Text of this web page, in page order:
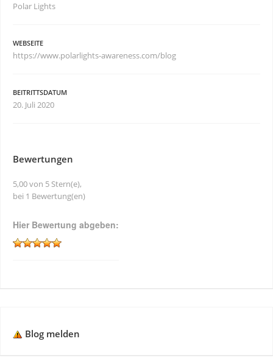
Polar Lights
WEBSEITE
https://www.polarlights-awareness.com/blog
BEITRITTSDATUM
20. Juli 2020
Bewertungen
5,00 von 5 Stern(e),
bei 1 Bewertung(en)
Hier Bewertung abgeben:
Blog melden